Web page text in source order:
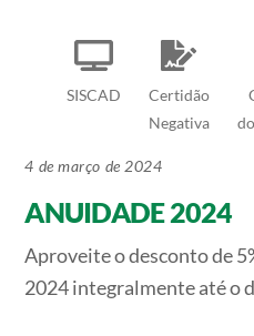
SISCAD
Certidão
Negativa
4 de março de 2024
ANUIDADE 2024
Aproveite o desconto de
2024 integralmente até o